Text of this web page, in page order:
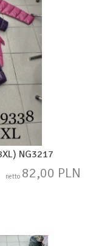
NG3217
netto 82,00 PLN